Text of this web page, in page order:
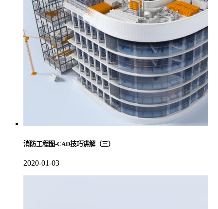
消防工程图-CAD技巧讲解（三）
2020-01-03